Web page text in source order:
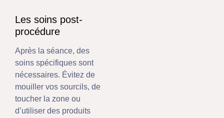
Les soins post-
procédure
Après la séance, des
soins spécifiques sont
nécessaires. Évitez de
mouiller vos sourcils, de
toucher la zone ou
d’utiliser des produits